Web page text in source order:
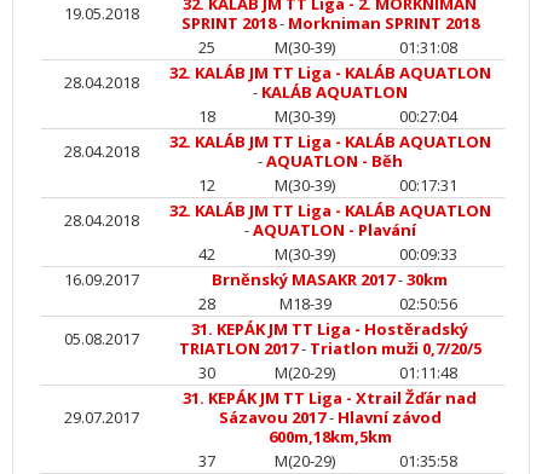
19.05.2018
SPRINT 2018- Morkniman SPRINT 2018
25
M(30-39)
01:31:08
28.04.2018
32. KALÁB JM TT Liga - KALÁB AQUATLON
- KALÁB AQUATLON
18
M(30-39)
00:27:04
28.04.2018
32. KALÁB JM TT Liga - KALÁB AQUATLON
-AQUATLON - Běh
12
M(30-39)
00:17:31
28.04.2018
32. KALÁB JM TT Liga - KALÁB AQUATLON
-AQUATLON - Plavání
42
M(30-39)
00:09:33
16.09.2017
Brněnský MASAKR 2017-30km
28
M18-39
02:50:56
05.08.2017
31. KEPÁK JM TT Liga - Hostěradský
TRIATLON 2017- Triatlon muži 0,7/20/5
30
M(20-29) 01:11:48
29.07.2017
31. KEPÁK JM TT Liga - Xtrail Žďár nad
Sázavou 2017- Hlavní závod
600m,18km,5km
37
M(20-29) 01:35:58